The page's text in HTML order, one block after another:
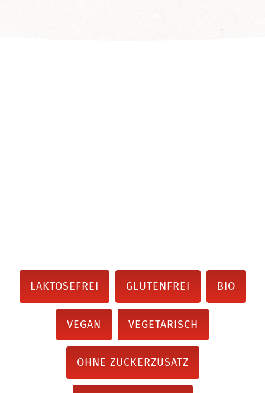
LAKTOSEFREI GLUTENFREI BIO
VEGAN VEGETARISCH
OHNE ZUCKERZUSATZ